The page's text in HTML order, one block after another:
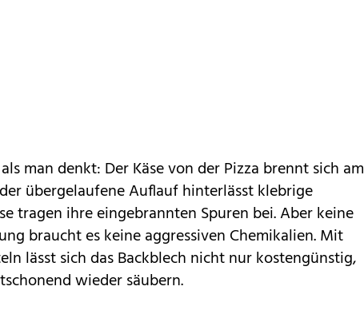
man denkt: Der Käse von der Pizza brennt sich am
übergelaufene Auflauf hinterlässt klebrige
tragen ihre eingebrannten Spuren bei. Aber keine
braucht es keine aggressiven Chemikalien. Mit
lässt sich dasBackblech nicht nur kostengünstig,
wieder säubern.